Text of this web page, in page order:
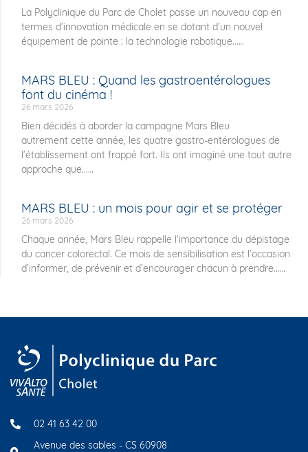
La Polyclinique du Parc de Cholet passe un nouveau cap en
termes d’innovation médicale en se dotant d’un nouvel
équipement de pointe : la technologie robotique...
MARS BLEU : Quand les gastroentérologues
font du cinéma !
26 mars 2026
Bien décidés à aborder la campagne Mars Bleu
autrement cette année, les quatre gastro-entérologues de
l’établissement ont frappé fort. Ils ont imaginé une tout autre
approche que...
MARS BLEU : un mois pour agir et se protéger
26 mars 2026
Chaque année, Mars Bleu rappelle l’importance du dépistage
du cancer colorectal. Ce mois de sensibilisation est l’occasion
d’informer, de prévenir et d’encourager chacun à prendre...
02 41 63 42 00
Avenue des sables - CS 60908